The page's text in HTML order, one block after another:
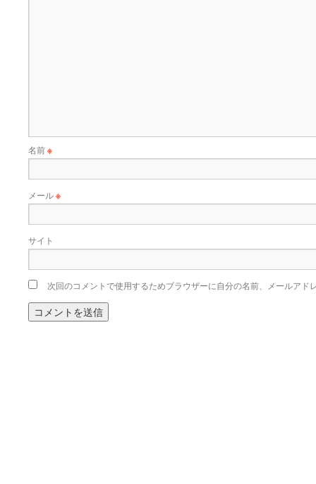
名前※
メール※
サイト
次回のコメントで使用するためブラウザーに自分の名前、メールアド